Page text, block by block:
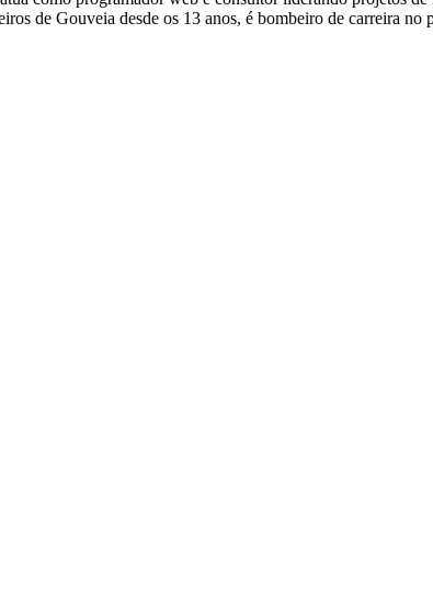
de Gouveia desde os 13 anos, é bombeiro de carreira no